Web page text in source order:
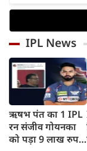
IPL News
ऋषभ पंत का 1 IPL
रन संजीव गोयनका
को पड़ा 9 लाख रुपए